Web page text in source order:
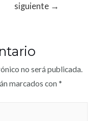
siguiente →
no será publicada.
marcados con *